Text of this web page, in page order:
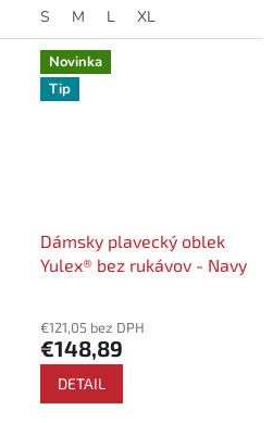
po tréningu alebo na...
S M L XL
Novinka
Tip
Dámsky plavecký oblek
Yulex® bez rukávov - Navy
€121,05 bez DPH
€148,89
DETAIL